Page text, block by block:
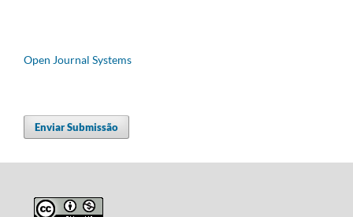
Open Journal Systems
Enviar Submissão